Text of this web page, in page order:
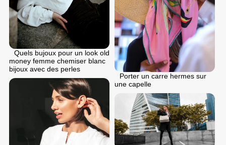
Quels bujoux pour un look old
money femme chemiser blanc
bijoux avec des perles
Porter un carre hermes sur
une capelle